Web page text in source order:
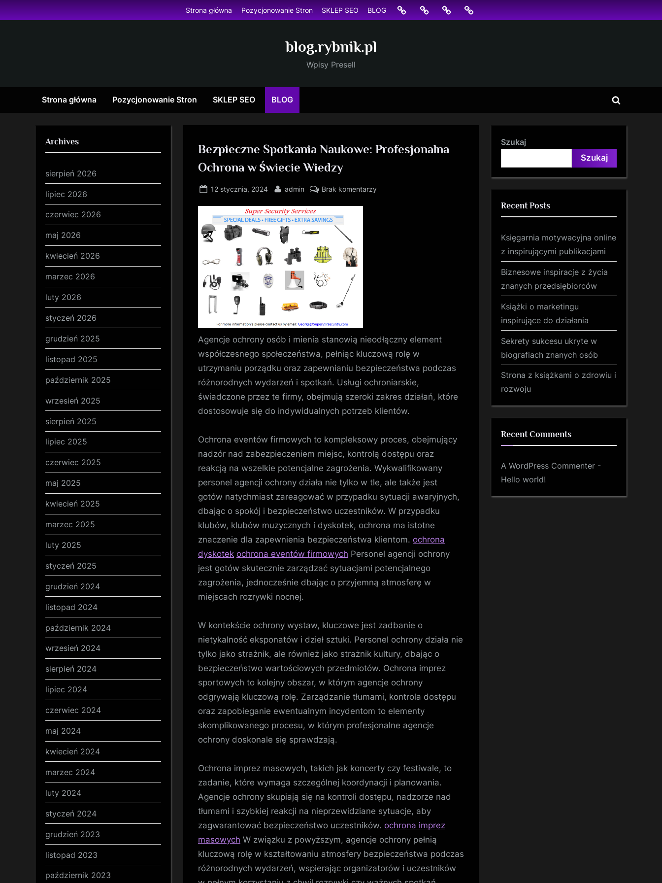
Skip
to
Strona główna Pozycjonowanie Stron SKLEP SEO BLOG
Strona
główna
Pozycjonowanie
Stron
SKLEP
SEO
BLOG
blog.rybnik.pl
Wpisy Presell
Strona główna Pozycjonowanie Stron SKLEP SEO BLOG
Toggle
Bezpieczne Spotkania Naukowe: Profesjonalna
Ochrona w Świecie Wiedzy
Posted
12 stycznia, 2024 By
admin Brak komentarzy
Agencje ochrony osób i mienia stanowią nieodłączny element
współczesnego społeczeństwa, pełniąc kluczową rolę w
utrzymaniu porządku oraz zapewnianiu bezpieczeństwa podczas
różnorodnych wydarzeń i spotkań. Usługi ochroniarskie,
świadczone przez te firmy, obejmują szeroki zakres działań, które
dostosowuje się do indywidualnych potrzeb klientów.
Ochrona eventów firmowych to kompleksowy proces, obejmujący
nadzór nad zabezpieczeniem miejsc, kontrolą dostępu oraz
reakcją na wszelkie potencjalne zagrożenia. Wykwalifikowany
personel agencji ochrony działa nie tylko w tle, ale także jest
gotów natychmiast zareagować w przypadku sytuacji awaryjnych,
dbając o spokój i bezpieczeństwo uczestników. W przypadku
klubów, klubów muzycznych i dyskotek, ochrona ma istotne
znaczenie dla zapewnienia bezpieczeństwa klientom. ochrona
dyskotek ochrona eventów firmowych Personel agencji ochrony
jest gotów skutecznie zarządzać sytuacjami potencjalnego
zagrożenia, jednocześnie dbając o przyjemną atmosferę w
miejscach rozrywki nocnej.
W kontekście ochrony wystaw, kluczowe jest zadbanie o
nietykalność eksponatów i dzieł sztuki. Personel ochrony działa nie
tylko jako strażnik, ale również jako strażnik kultury, dbając o
bezpieczeństwo wartościowych przedmiotów. Ochrona imprez
sportowych to kolejny obszar, w którym agencje ochrony
odgrywają kluczową rolę. Zarządzanie tłumami, kontrola dostępu
oraz zapobieganie ewentualnym incydentom to elementy
skomplikowanego procesu, w którym profesjonalne agencje
ochrony doskonale się sprawdzają.
Ochrona imprez masowych, takich jak koncerty czy festiwale, to
zadanie, które wymaga szczególnej koordynacji i planowania.
Agencje ochrony skupiają się na kontroli dostępu, nadzorze nad
tłumami i szybkiej reakcji na nieprzewidziane sytuacje, aby
zagwarantować bezpieczeństwo uczestników. ochrona imprez
masowych W związku z powyższym, agencje ochrony pełnią
kluczową rolę w kształtowaniu atmosfery bezpieczeństwa podczas
różnorodnych wydarzeń, wspierając organizatorów i uczestników
Archives
sierpień 2026
lipiec 2026
czerwiec 2026
maj 2026
kwiecień 2026
marzec 2026
luty 2026
styczeń 2026
grudzień 2025
listopad 2025
październik 2025
wrzesień 2025
sierpień 2025
lipiec 2025
czerwiec 2025
maj 2025
kwiecień 2025
marzec 2025
luty 2025
styczeń 2025
grudzień 2024
listopad 2024
październik 2024
wrzesień 2024
sierpień 2024
lipiec 2024
czerwiec 2024
maj 2024
kwiecień 2024
marzec 2024
luty 2024
styczeń 2024
grudzień 2023
listopad 2023
październik 2023
Szukaj
Szukaj
Recent Posts
Księgarnia motywacyjna online
z inspirującymi publikacjami
Biznesowe inspiracje z życia
znanych przedsiębiorców
Książki o marketingu
inspirujące do działania
Sekrety sukcesu ukryte w
biografiach znanych osób
Strona z książkami o zdrowiu i
rozwoju
Recent Comments
A WordPress Commenter -
Hello world!